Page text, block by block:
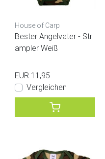
House of Carp
Bester Angelvater - Str
ampler Weiß
EUR 11,95
Vergleichen